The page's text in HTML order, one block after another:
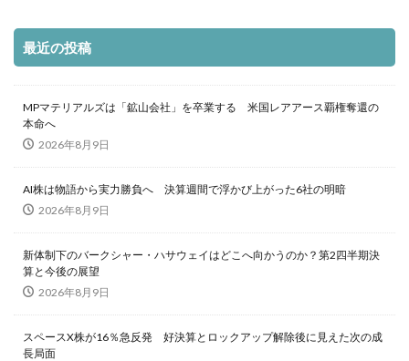
最近の投稿
MPマテリアルズは「鉱山会社」を卒業する 米国レアアース覇権奪還の
本命へ
2026年8月9日
AI株は物語から実力勝負へ 決算週間で浮かび上がった6社の明暗
2026年8月9日
新体制下のバークシャー・ハサウェイはどこへ向かうのか？第2四半期決
算と今後の展望
2026年8月9日
スペースX株が16％急反発 好決算とロックアップ解除後に見えた次の成
長局面